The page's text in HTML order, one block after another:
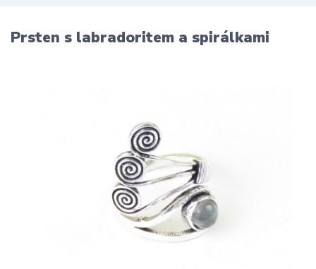
Prsten s labradoritem a spirálkami